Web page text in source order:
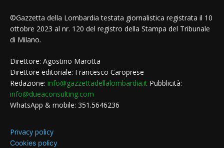
©Gazzetta della Lombardia testata giornalistica registrata il 10
ottobre 2023 al nr. 120 del registro della Stampa del Tribunale
di Milano.
Direttore: Agostino Marotta
Direttore editoriale: Francesco Caroprese
Redazione: info@gazzettadellalombardia.it Pubblicità:
info@dueaconsulting.com
WhatsApp & mobile: 351.5646236
Privacy policy
Cookies policy